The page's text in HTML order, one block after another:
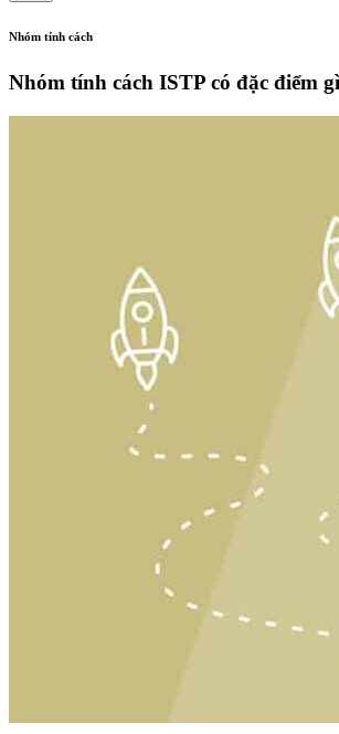
Nhóm tính cách
Nhóm tính cách ISTP có đặc điểm